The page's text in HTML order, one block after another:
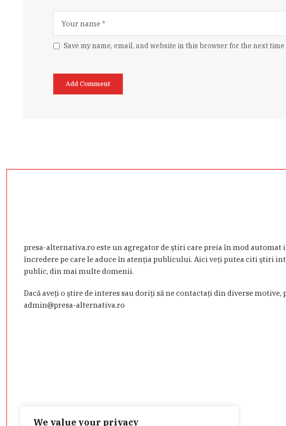
We value your privacy
Save my name, email, and website in this browser for the next time
presa-alternativa.ro este un agregator de ştiri care preia în mod
încredere pe care le aduce în atenţia publicului. Aici veţi putea citi ştiri
public, din mai multe domenii.
Dacă aveţi o ştire de interes sau doriţi să ne contactaţi din diverse
admin@presa-alternativa.ro